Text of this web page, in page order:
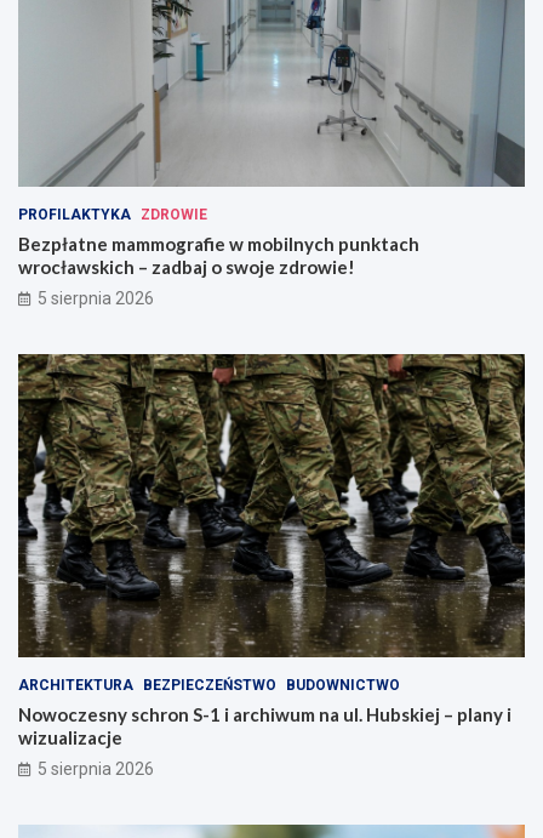
PROFILAKTYKA ZDROWIE
Bezpłatne mammografie w mobilnych punktach
wrocławskich – zadbaj o swoje zdrowie!
5 sierpnia 2026
ARCHITEKTURA BEZPIECZEŃSTWO BUDOWNICTWO
Nowoczesny schron S-1 i archiwum na ul. Hubskiej – plany i
wizualizacje
5 sierpnia 2026